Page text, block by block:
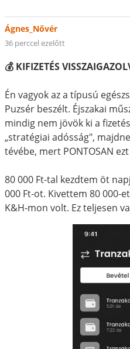
Ágnes_Nővér
36 perccel ezelőtt
💰 KIFIZETÉS
Én vagyok az a típusú
Puzsér beszélt. Éjszakai
mindig nem jövök ki a
„stratégiai adósság",
tévébe, mert PONTOSAN
80 000 Ft-tal kezdtem öt
000 Ft-ot. Kivettem 80 000-
K&H-mon volt. Ez teljesen